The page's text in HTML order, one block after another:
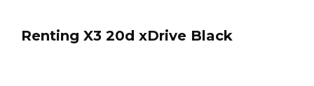
Renting X3 20d xDrive Black